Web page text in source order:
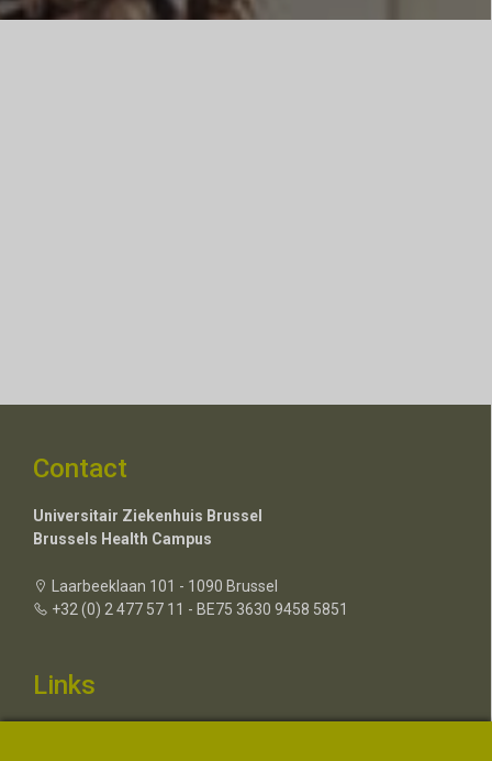
Contact
Universitair Ziekenhuis Brussel
Brussels Health Campus
Laarbeeklaan 101 - 1090 Brussel
+32 (0) 2 477 57 11 - BE75 3630 9458 5851
Links